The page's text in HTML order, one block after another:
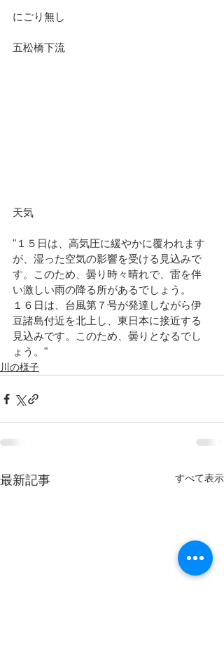
にごり無し
五松橋下流
天気
"１５日は、高気圧に緩やかに覆われます
が、湿った空気の影響を受ける見込みで
す。このため、曇り時々晴れで、雷を伴
い激しい雨の降る所があるでしょう。
１６日は、台風第７号が発達しながら伊
豆諸島付近を北上し、東日本に接近する
見込みです。このため、曇りとなるでし
ょう。"
川の様子
最新記事 すべて表示